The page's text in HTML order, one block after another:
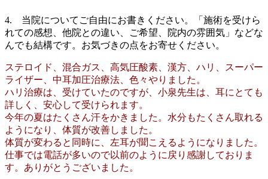
4. 当院についてご自由にお書きください。「施術を受けら
れての感想、他院との違い、ご希望、院内の雰囲気」などな
んでも結構です。お気づきの点をお寄せください。
ステロイド、混合ガス、高気圧酸素、漢方、ハリ、スーパー
ライザー、中耳加圧治療法、色々やりました。
ハリ治療は、受けていたのですが、小泉先生は、耳にとても
詳しく、安心して受けられます。
今年の夏はたくさん汗をかきました。水分もたくさん取れる
ようになり、体質が改善しました。
体質が変わると同時に、左耳が聞こえるようになりました。
仕事では電話が多いので以前のように戻り感謝しておりま
す。ありがとうございました。